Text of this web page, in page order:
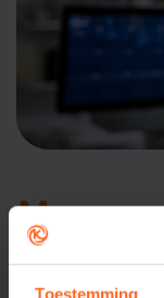
Toestemming
Meer